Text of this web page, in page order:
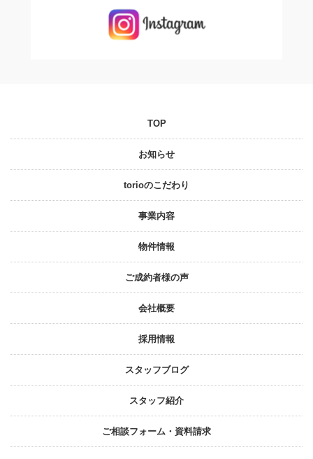
TOP
お知らせ
torioのこだわり
事業内容
物件情報
ご成約者様の声
会社概要
採⽤情報
スタッフブログ
スタッフ紹介
ご相談フォーム・資料請求